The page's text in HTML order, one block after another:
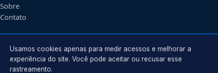
Sobre
Contato
CONTATO
Usamos cookies apenas para medir acessos e melhorar a
experiência do site. Você pode aceitar ou recusar esse
rastreamento.